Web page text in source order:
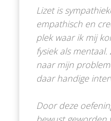
Lizet is
empathisch en
plek waar ik mij
fysiek als
naar mijn
daar handige
Door deze